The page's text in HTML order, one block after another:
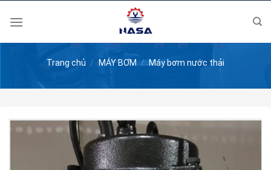
Trang chủ / MÁY BƠM / Máy bơm nước thải